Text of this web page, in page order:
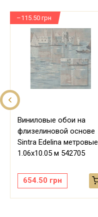
Виниловые обои на
флизелиновой основе
Sintra Edelina метровые
1.06х10.05 м 542705
654.50 грн
–115.50 грн